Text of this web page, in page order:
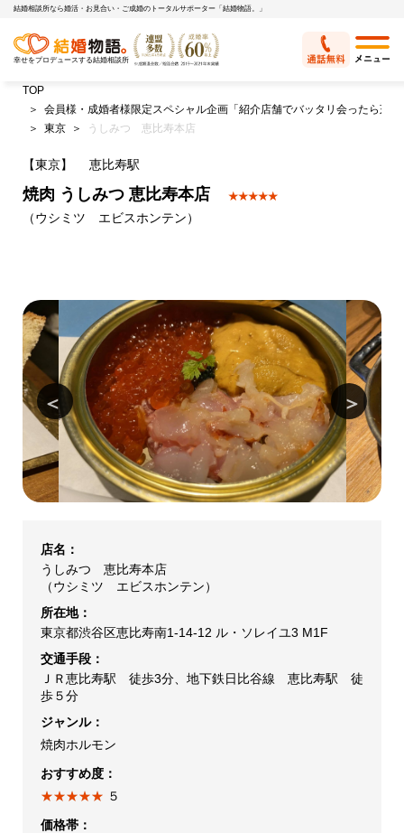
結婚相談所なら婚活・お見合い・ご成婚のトータルサポーター「結婚物語。」
幸せをプロデュースする結婚相談所
TOP
会員様・成婚者様限定スペシャル企画「紹介店舗でバッタリ会ったら苅
東京
うしみつ 恵比寿本店
【東京】 恵比寿駅
焼肉 うしみつ 恵比寿本店 ★★★★★
（ウシミツ エビスホンテン）
店名：
うしみつ 恵比寿本店
（ウシミツ エビスホンテン）
所在地：
東京都渋谷区恵比寿南1-14-12 ル・ソレイユ3 M1F
交通手段：
ＪＲ恵比寿駅 徒歩3分、地下鉄日比谷線 恵比寿駅 徒
歩５分
ジャンル：
焼肉ホルモン
おすすめ度：
★★★★★ ５
価格帯：